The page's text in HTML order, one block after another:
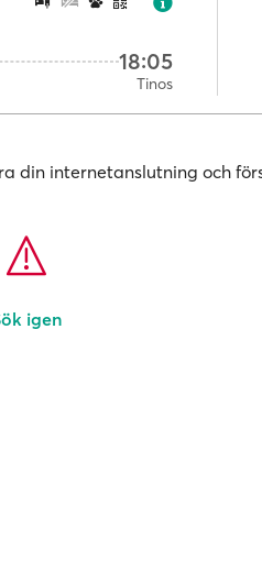
18:05
Tinos
din internetanslutning och
igen